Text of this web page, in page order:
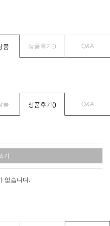
품 상품후기() Q&A
품 상품후기() Q&A
기
없습니다.